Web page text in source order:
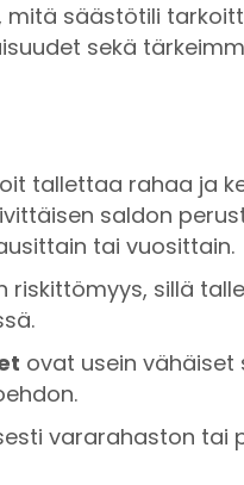
mitä säästötili
sekä
tallettaa rahaa ja
saldon
tai vuosittain.
riskittömyys, sillä
ovat usein vähäiset
vararahaston tai